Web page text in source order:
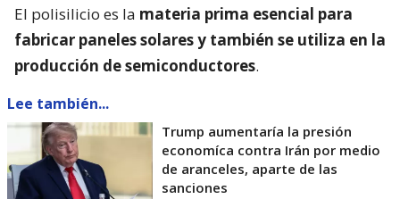
El polisilicio es la materia prima esencial para
fabricar paneles solares y también se utiliza en la
producción de semiconductores.
Lee también...
Trump aumentaría la presión
economíca contra Irán por medio
de aranceles, aparte de las
sanciones